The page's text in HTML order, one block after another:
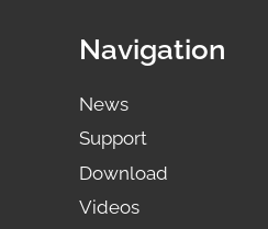
Navigation
News
Support
Download
Videos